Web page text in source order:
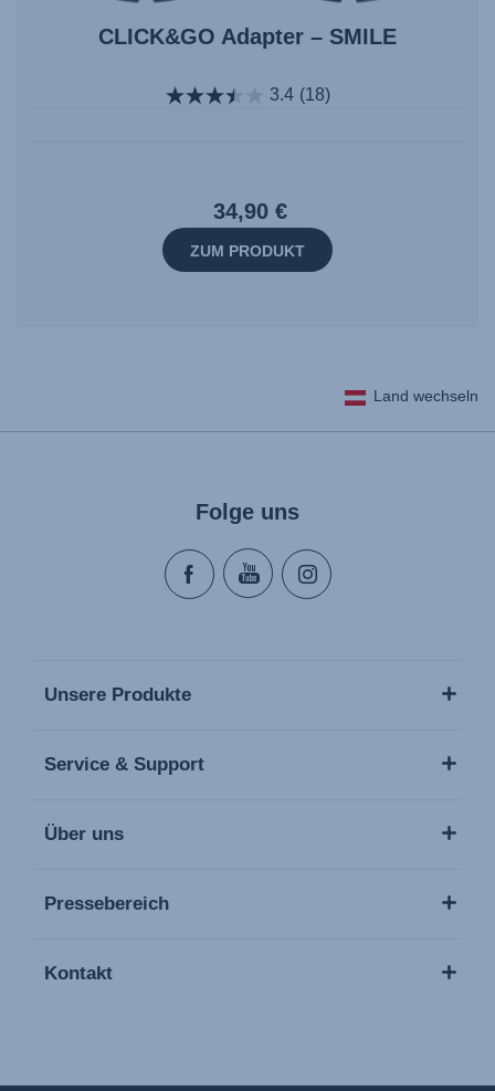
CLICK&GO Adapter – SMILE
3.4 (18)
34,90 €
ZUM PRODUKT
Land wechseln
Folge uns
Unsere Produkte
Service & Support
Über uns
Pressebereich
Kontakt